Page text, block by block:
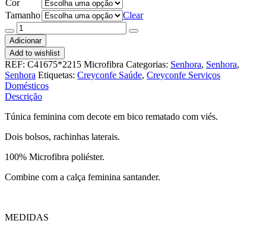
Cor
Tamanho
Clear
Quantidade
de
Túnica
Nice
Microfibra
Adicionar
Add to wishlist
REF: C41675*2215 Microfibra Categorias: Senhora, Senhora,
Senhora Etiquetas: Creyconfe Saúde, Creyconfe Serviços
Domésticos
Descrição
Túnica feminina com decote em bico rematado com viés.
Dois bolsos, rachinhas laterais.
100% Microfibra poliéster.
Combine com a calça feminina santander.
MEDIDAS